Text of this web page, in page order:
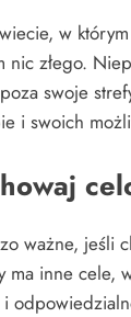
w
nic złego.
swoje
i swoich
ważne, jeśli
ma inne cele,